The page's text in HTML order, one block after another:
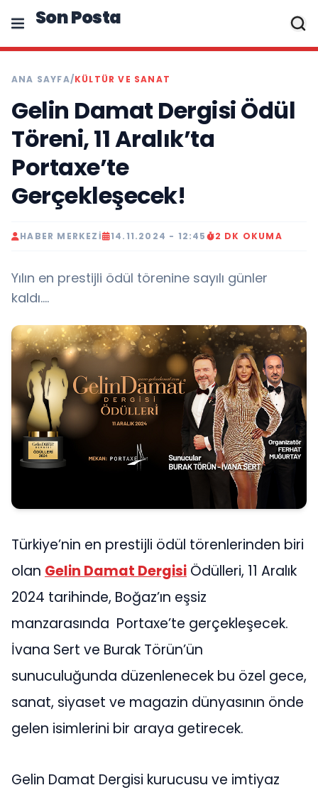
Son Posta
ANA SAYFA/KÜLTÜR VE SANAT
Gelin Damat Dergisi Ödül
Töreni, 11 Aralık’ta
Portaxe’te
Gerçekleşecek!
HABER MERKEZI 14.11.2024 - 12:45 2 DK OKUMA
Yılın en prestijli ödül törenine sayılı günler
kaldı....
Türkiye’nin en prestijli ödül törenlerinden biri
olan Gelin Damat Dergisi Ödülleri, 11 Aralık
2024 tarihinde, Boğaz’ın eşsiz
manzarasında Portaxe’te gerçekleşecek.
İvana Sert ve Burak Törün’ün
sunuculuğunda düzenlenecek bu özel gece,
sanat, siyaset ve magazin dünyasının önde
gelen isimlerini bir araya getirecek.
Gelin Damat Dergisi kurucusu ve imtiyaz